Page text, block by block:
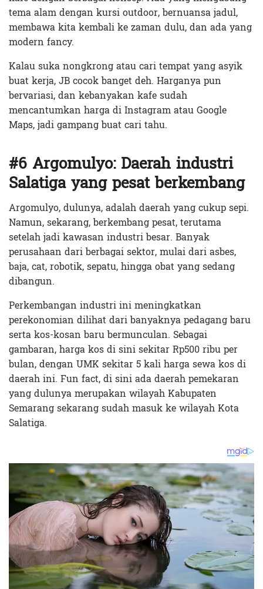
tema alam dengan kursi outdoor, bernuansa jadul,
membawa kita kembali ke zaman dulu, dan ada yang
modern fancy.
Kalau suka nongkrong atau cari tempat yang asyik
buat kerja, JB cocok banget deh. Harganya pun
bervariasi, dan kebanyakan kafe sudah
mencantumkan harga di Instagram atau Google
Maps, jadi gampang buat cari tahu.
#6 Argomulyo: Daerah industri
Salatiga yang pesat berkembang
Argomulyo, dulunya, adalah daerah yang cukup sepi.
Namun, sekarang, berkembang pesat, terutama
setelah jadi kawasan industri besar. Banyak
perusahaan dari berbagai sektor, mulai dari asbes,
baja, cat, robotik, sepatu, hingga obat yang sedang
dibangun.
Perkembangan industri ini meningkatkan
perekonomian dilihat dari banyaknya pedagang baru
serta kos-kosan baru bermunculan. Sebagai
gambaran, harga kos di sini sekitar Rp500 ribu per
bulan, dengan UMK sekitar 5 kali harga sewa kos di
daerah ini. Fun fact, di sini ada daerah pemekaran
yang dulunya merupakan wilayah Kabupaten
Semarang sekarang sudah masuk ke wilayah Kota
Salatiga.